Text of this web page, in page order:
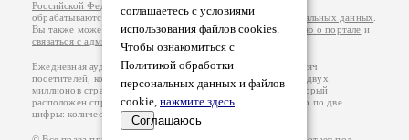
соглашаетесь с условиями
использования файлов cookies.
Чтобы ознакомиться с
Политикой обработки
персональных данных и файлов
cookie, нажмите здесь.
Соглашаюсь
Российской Федерации
обрабатываются на основанииПолитики обработки персональных данных
Вы также можете посмотреть более подробнуюинформацию о портале и
связаться с администрацией
Ежедневная аудитория портала Стихи.ру – порядка 200 тысяч
посетителей, которые в общей сумме просматривают более двух
миллионов страниц по данным счетчика посещаемости, который
расположен справа от этого текста. В каждой графе указано по две
цифры: количество просмотров и количество посетителей.